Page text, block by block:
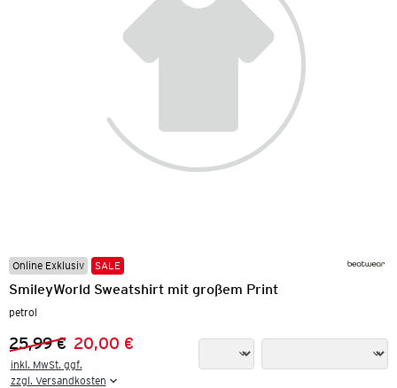
Online Exklusiv SALE
SmileyWorld Sweatshirt mit großem Print
petrol
Vorheriger Preis:
25,99 €
Neuer Preis:20,00 €
inkl. MwSt. ggf.
zzgl. Versandkosten